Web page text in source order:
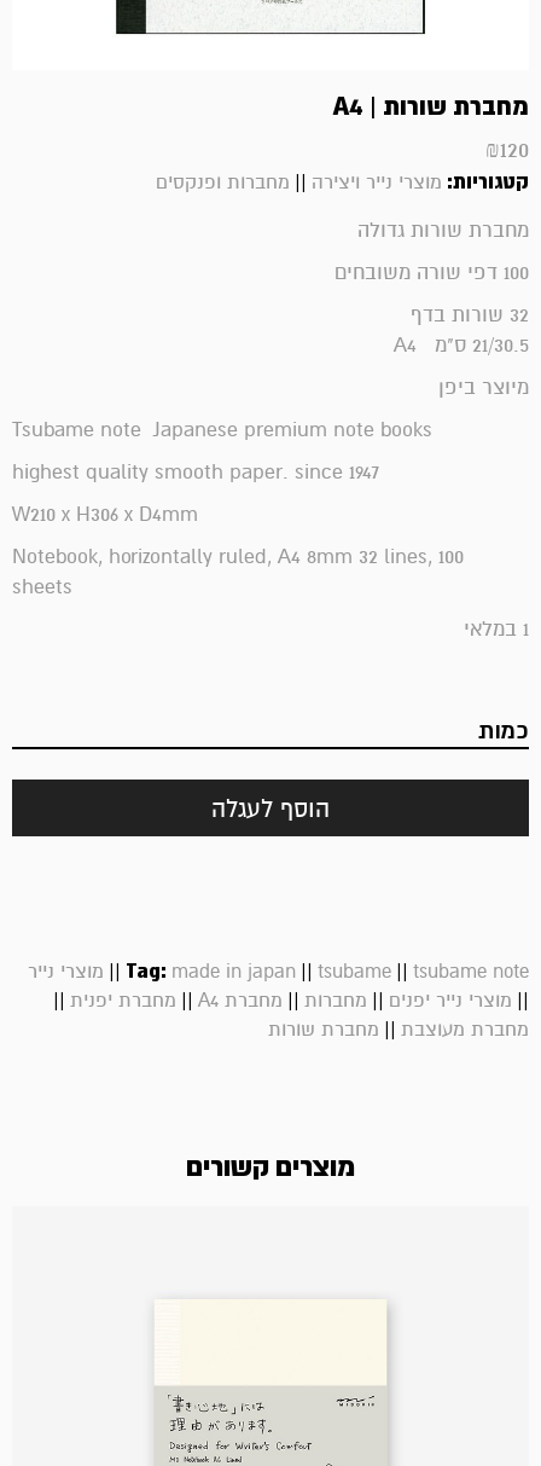
מחברת שורות | A4
₪120
קטגוריות: מוצרי נייר ויצירה || מחברות ופנקסים
מחברת שורות גדולה
100 דפי שורה משובחים
32 שורות בדף
21/30.5 ס"מ A4
מיוצר ביפן
Tsubame note Japanese premium note books
highest quality smooth paper. since 1947
W210 x H306 x D4mm
Notebook, horizontally ruled, A4 8mm 32 lines, 100
sheets
1 במלאי
כמות
הוסף לעגלה
Tag: made in japan || tsubame || tsubame note
|| מוצרי נייר
|| מוצרי נייר יפנים || מחברות || מחברת A4 || מחברת יפנית ||
מחברת מעוצבת || מחברת שורות
מוצרים קשורים